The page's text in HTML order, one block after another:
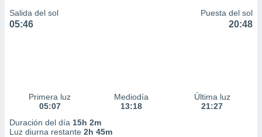
Salida del sol
05:46
Puesta del sol
20:48
Primera luz
05:07
Mediodía
13:18
Última luz
21:27
Duración del día 15h 2m
Luz diurna restante 2h 45m